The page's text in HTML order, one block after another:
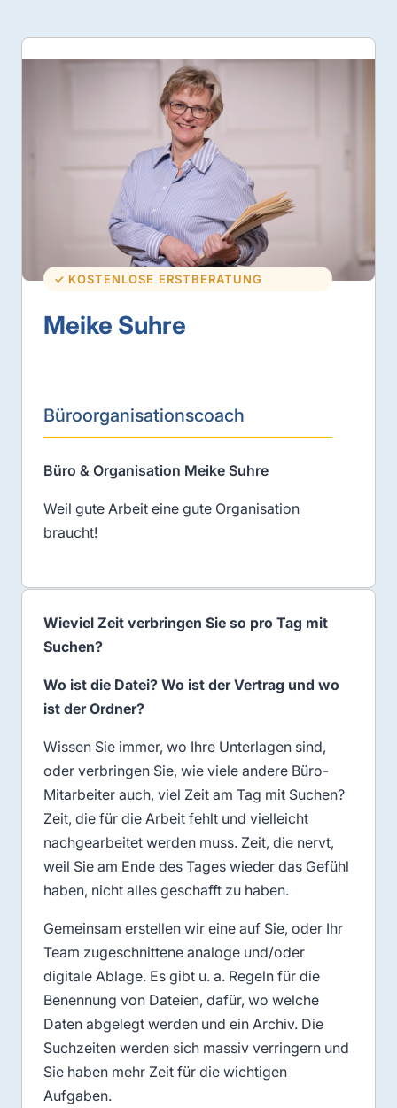
✓ KOSTENLOSE ERSTBERATUNG
Meike Suhre
Büroorganisationscoach
Büro & Organisation Meike Suhre
Weil gute Arbeit eine gute Organisation
braucht!
Wieviel Zeit verbringen Sie so pro Tag mit
Suchen?
Wo ist die Datei? Wo ist der Vertrag und wo
ist der Ordner?
Wissen Sie immer, wo Ihre Unterlagen sind,
oder verbringen Sie, wie viele andere Büro-
Mitarbeiter auch, viel Zeit am Tag mit Suchen?
Zeit, die für die Arbeit fehlt und vielleicht
nachgearbeitet werden muss. Zeit, die nervt,
weil Sie am Ende des Tages wieder das Gefühl
haben, nicht alles geschafft zu haben.
Gemeinsam erstellen wir eine auf Sie, oder Ihr
Team zugeschnittene analoge und/oder
digitale Ablage. Es gibt u. a. Regeln für die
Benennung von Dateien, dafür, wo welche
Daten abgelegt werden und ein Archiv. Die
Suchzeiten werden sich massiv verringern und
Sie haben mehr Zeit für die wichtigen
Aufgaben.